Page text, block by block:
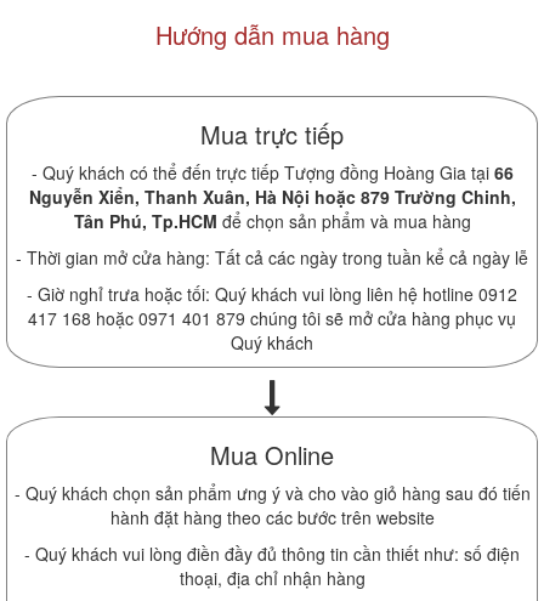
Hướng dẫn mua hàng
Mua trực tiếp
- Quý khách có thể đến trực tiếp Tượng đồng Hoàng Gia tại 66
Nguyễn Xiển, Thanh Xuân, Hà Nội hoặc 879 Trường Chinh,
Tân Phú, Tp.HCM để chọn sản phẩm và mua hàng
- Thời gian mở cửa hàng: Tất cả các ngày trong tuần kể cả ngày lễ
- Giờ nghỉ trưa hoặc tối: Quý khách vui lòng liên hệ hotline 0912
417 168 hoặc 0971 401 879 chúng tôi sẽ mở cửa hàng phục vụ
Quý khách
Mua Online
- Quý khách chọn sản phẩm ưng ý và cho vào giỏ hàng sau đó tiến
hành đặt hàng theo các bước trên website
- Quý khách vui lòng điền đầy đủ thông tin cần thiết như: số điện
thoại, địa chỉ nhận hàng